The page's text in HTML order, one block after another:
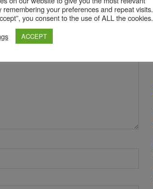
cu*
remembering your preferences and repeat visits.
you consent to the use of ALL the cookies.
ACCEPT